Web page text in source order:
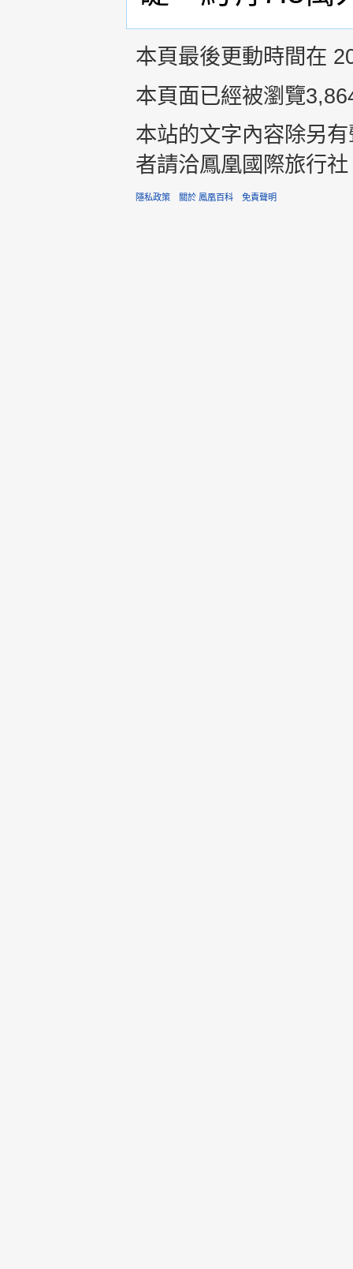
本頁最後更動時間在
本頁面已經被瀏覽
本站的文字內容除另
者請洽鳳凰國際旅行
隱私政策 關於 鳳凰百科 免責聲明